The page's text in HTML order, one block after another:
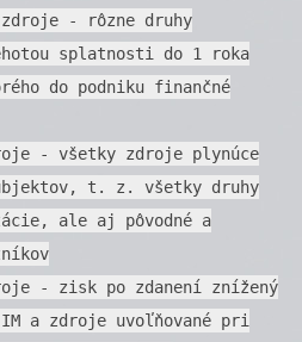
- rôzne druhy
splatnosti do 1 roka
do podniku finančné
- všetky zdroje plynúce
t. z. všetky druhy
ale aj pôvodné a
- zisk po zdanení znížený
a zdroje uvoľňované pri